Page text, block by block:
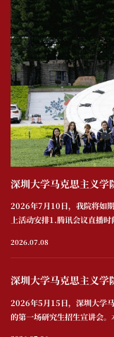
深圳大学马克思主义学
2026年7月10日，我院将如
上活动安排1.腾讯会议直播
号：589-440-7692.注意事项
入会期间请遵守网络文明规
系工作人员。二、直播抽奖
2026.07.08
2026年5月15日，深圳大学
的第一场研究生招生宣讲会